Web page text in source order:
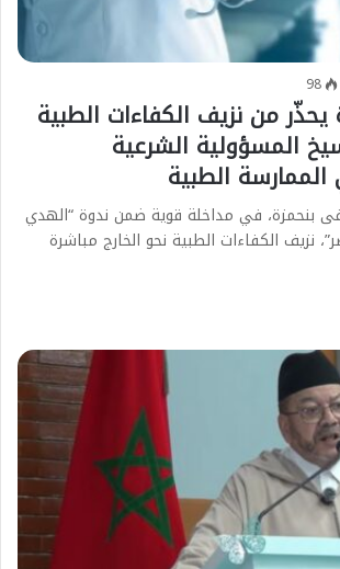
98
يحذّر من نزيف الكفاءات الطبية
المسؤولية الشرعية
الممارسة الطبية
بنحمزة، في مداخلة قوية ضمن ندوة “الهدي
نزيف الكفاءات الطبية نحو الخارج مباشرة